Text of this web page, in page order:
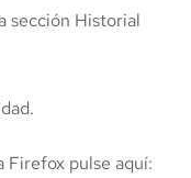
sección Historial
Firefox pulse aquí: